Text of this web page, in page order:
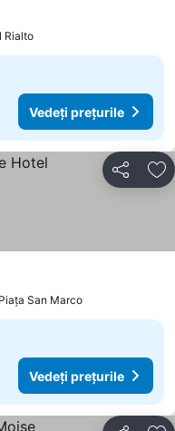
Rialto
Vedeți prețurile
Distribuiți
San Marco
Vedeți prețurile